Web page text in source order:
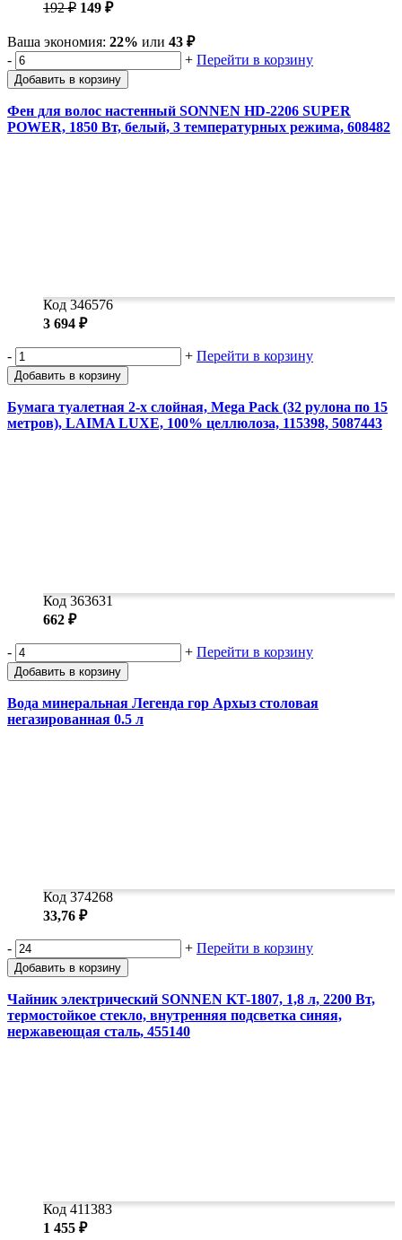
192 ₽ 149 ₽
Ваша экономия: 22% или 43 ₽
-
+ Перейти в корзину
Добавить в корзину
Фен для волос настенный SONNEN HD-2206 SUPER
POWER, 1850 Вт, белый, 3 температурных режима, 608482
Код 346576
3 694 ₽
- + Перейти в корзину
Добавить в корзину
Бумага туалетная 2-х слойная, Mega Pack (32 рулона по 15
метров), LAIMA LUXE, 100% целлюлоза, 115398, 5087443
Код 363631
662 ₽
- + Перейти в корзину
Добавить в корзину
Вода минеральная Легенда гор Архыз столовая
негазированная 0.5 л
Код 374268
33,76 ₽
- + Перейти в корзину
Добавить в корзину
Чайник электрический SONNEN KT-1807, 1,8 л, 2200 Вт,
термостойкое стекло, внутренняя подсветка синяя,
нержавеющая сталь, 455140
Код 411383
1 455 ₽